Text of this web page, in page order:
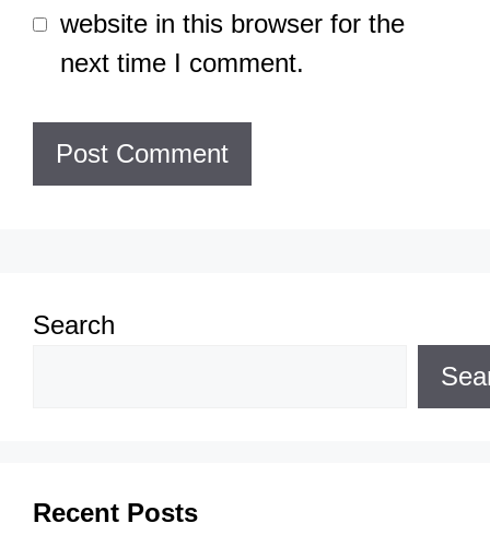
website in this browser for the
next time I comment.
Search
Recent Posts